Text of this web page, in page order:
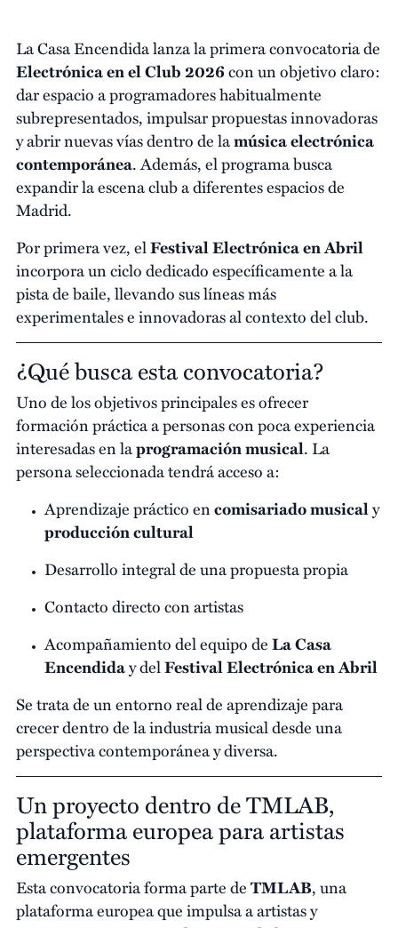
La Casa Encendida lanza la primera convocatoria de
Electrónica en el Club 2026con un objetivo claro:
dar espacio a programadores habitualmente
subrepresentados, impulsar propuestas innovadoras
y abrir nuevas vías dentro de lamúsica electrónica
contemporánea. Además, el programa busca
expandir la escena club a diferentes espacios de
Madrid.
Por primera vez, elFestival Electrónica en Abril
incorpora un ciclo dedicado específicamente a la
pista de baile, llevando sus líneas más
experimentales e innovadoras al contexto del club.
¿Qué busca esta convocatoria?
Uno de los objetivos principales es ofrecer
formación práctica a personas con poca experiencia
interesadas en laprogramación musical. La
persona seleccionada tendrá acceso a:
Aprendizaje práctico encomisariado musicaly
producción cultural
Desarrollo integral de una propuesta propia
Contacto directo con artistas
Acompañamiento del equipo deLa Casa
Encendiday delFestival Electrónica en Abril
Se trata de un entorno real de aprendizaje para
crecer dentro de la industria musical desde una
perspectiva contemporánea y diversa.
Un proyecto dentro de TMLAB,
plataforma europea para artistas
emergentes
Esta convocatoria forma parte deTMLAB, una
plataforma europea que impulsa a artistas y